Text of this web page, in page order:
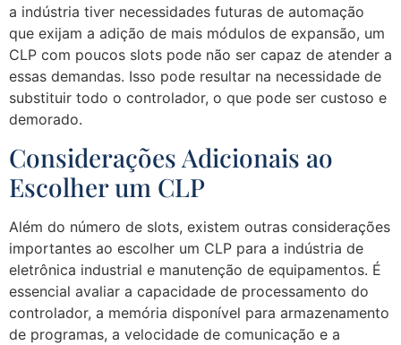
a indústria tiver necessidades futuras de automação
que exijam a adição de mais módulos de expansão, um
CLP com poucos slots pode não ser capaz de atender a
essas demandas. Isso pode resultar na necessidade de
substituir todo o controlador, o que pode ser custoso e
demorado.
Considerações Adicionais ao
Escolher um CLP
Além do número de slots, existem outras considerações
importantes ao escolher um CLP para a indústria de
eletrônica industrial e manutenção de equipamentos. É
essencial avaliar a capacidade de processamento do
controlador, a memória disponível para armazenamento
de programas, a velocidade de comunicação e a